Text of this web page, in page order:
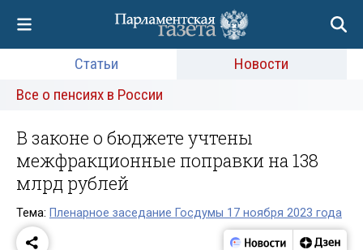
Статьи
Новости
Все о пенсиях в России
В законе о бюджете учтены
межфракционные поправки на 138
млрд рублей
Тема: Пленарное заседание Госдумы 17 ноября 2023 года